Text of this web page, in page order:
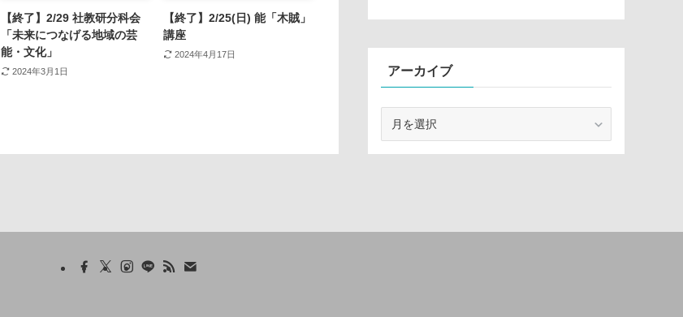
【終了】2/29 社教研分科会
「未来につなげる地域の芸
能・文化」
2024年3月1日
【終了】2/25(日) 能「木賊」
講座
2024年4月17日
アーカイブ
カ